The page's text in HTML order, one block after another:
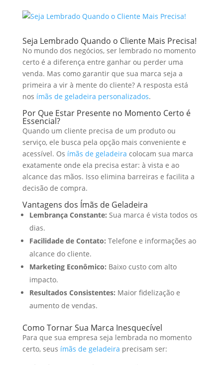
Seja Lembrado Quando o Cliente Mais Precisa!
No mundo dos negócios, ser lembrado no momento
certo é a diferença entre ganhar ou perder uma
venda. Mas como garantir que sua marca seja a
primeira a vir à mente do cliente? A resposta está
nos ímãs de geladeira personalizados.
Por Que Estar Presente no Momento Certo é
Essencial?
Quando um cliente precisa de um produto ou
serviço, ele busca pela opção mais conveniente e
acessível. Os ímãs de geladeira colocam sua marca
exatamente onde ela precisa estar: à vista e ao
alcance das mãos. Isso elimina barreiras e facilita a
decisão de compra.
Vantagens dos Ímãs de Geladeira
Lembrança Constante: Sua marca é vista todos os
dias.
Facilidade de Contato: Telefone e informações ao
alcance do cliente.
Marketing Econômico: Baixo custo com alto
impacto.
Resultados Consistentes: Maior fidelização e
aumento de vendas.
Como Tornar Sua Marca Inesquecível
Para que sua empresa seja lembrada no momento
certo, seus ímãs de geladeira precisam ser: